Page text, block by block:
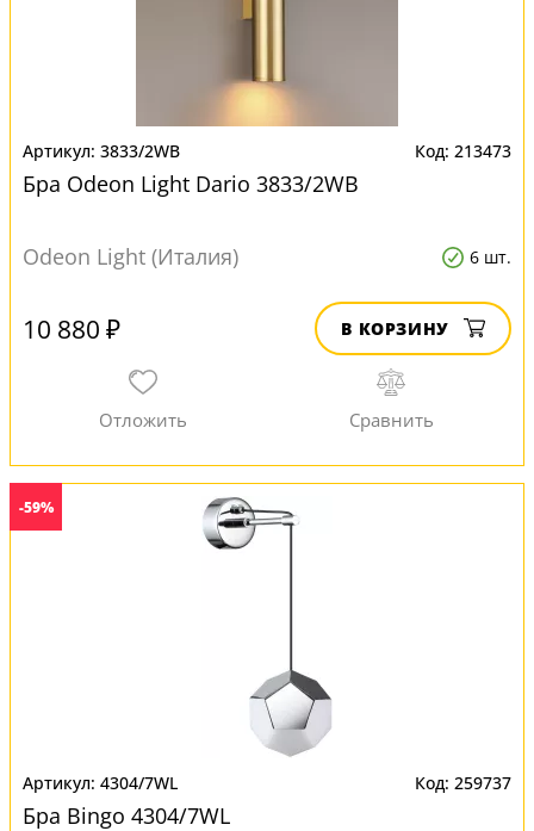
3833/2WB 213473
Бра Odeon Light Dario 3833/2WB
Odeon Light (Италия) 6 шт.
10 880 ₽ В КОРЗИНУ
-59%
4304/7WL 259737
Бра Bingo 4304/7WL